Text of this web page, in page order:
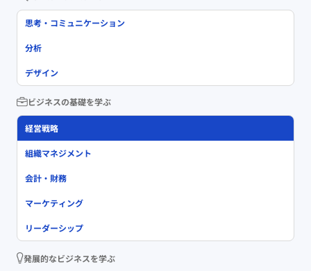
思考・コミュニケーション
分析
デザイン
ビジネスの基礎を学ぶ
経営戦略
組織マネジメント
会計・財務
マーケティング
リーダーシップ
発展的なビジネスを学ぶ